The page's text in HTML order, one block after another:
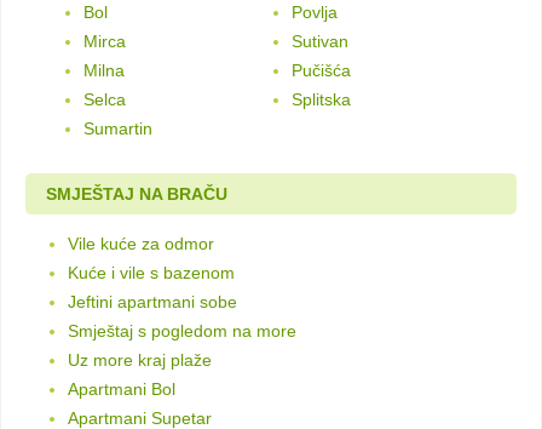
Bol
Povlja
Mirca
Sutivan
Milna
Pučišća
Selca
Splitska
Sumartin
SMJEŠTAJ NA BRAČU
Vile kuće za odmor
Kuće i vile s bazenom
Jeftini apartmani sobe
Smještaj s pogledom na more
Uz more kraj plaže
Apartmani Bol
Apartmani Supetar